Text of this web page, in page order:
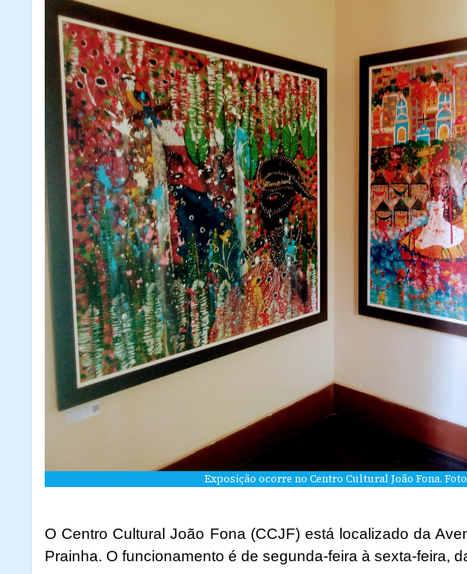
Exposição ocorre no Centro Cultural João Fona.
O Centro Cultural João Fona (CCJF) está localizado da
Prainha. O funcionamento é de segunda-feira à sexta-feira,